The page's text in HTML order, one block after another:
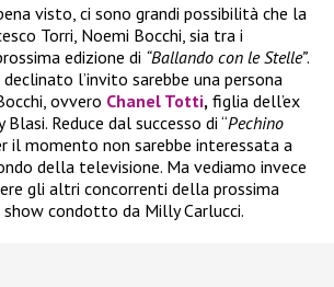
visto, ci sono grandi possibilità che la
Torri, Noemi Bocchi, sia tra i
edizione di “Ballando con le Stelle”.
declinato l’invito sarebbe una persona
ovvero Chanel Totti, figlia dell’ex
Reduce dal successo di “Pechino
il momento non sarebbe interessata a
della televisione. Ma vediamo invece
gli altri concorrenti della prossima
show condotto da Milly Carlucci.